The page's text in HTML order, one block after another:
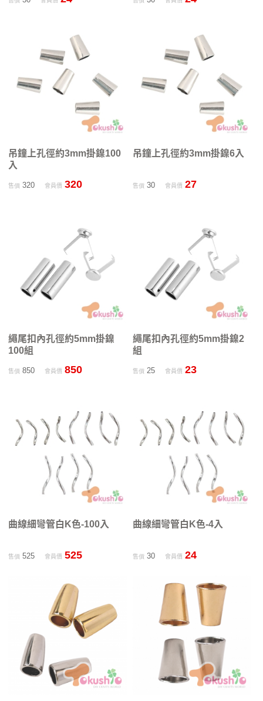
吊鐘上孔徑約3mm掛鎳100
入
售價320 會員價 320
吊鐘上孔徑約3mm掛鎳6入
售價 30 會員價 27
繩尾扣內孔徑約5mm掛鎳
100組
售價850 會員價 850
繩尾扣內孔徑約5mm掛鎳2
組
售價 25 會員價 23
曲線細彎管白K色-100入
售價525 會員價 525
曲線細彎管白K色-4入
售價 30 會員價 24